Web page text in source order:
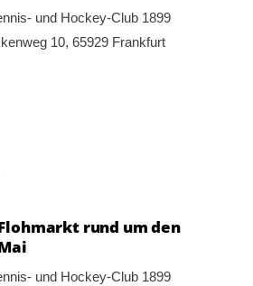
und Hockey-Club 1899
10, 65929 Frankfurt
Flohmarkt rund um den
und Hockey-Club 1899